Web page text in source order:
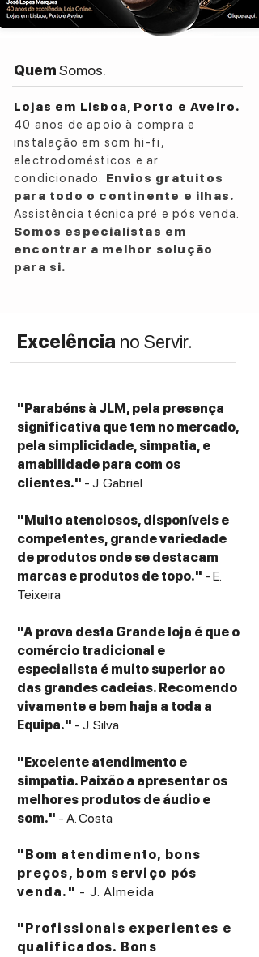
QuemSomos.
Lojas em Lisboa, Porto e Aveiro.
40 anos de apoio à compra e
instalação em som hi-fi,
electrodomésticos e ar
condicionado. Envios gratuitos
para todo o continente e ilhas.
Assistência técnica pré e pós venda.
Somos especialistas em
encontrar a melhor solução
para si.
Excelência no Servir.
"Parabéns à JLM, pela presença
significativa que tem no mercado,
pela simplicidade, simpatia, e
amabilidade para com os
clientes." - J. Gabriel
"Muito atenciosos, disponíveis e
competentes, grande variedade
de produtos onde se destacam
marcas e produtos de topo." - E.
Teixeira
"A prova desta Grande loja é que o
comércio tradicional e
especialista é muito superior ao
das grandes cadeias. Recomendo
vivamente e bem haja a toda a
Equipa." - J. Silva
"Excelente atendimento e
simpatia. Paixão a apresentar os
melhores produtos de áudio e
som." - A. Costa
"Bom atendimento, bons
preços, bom serviço pós
venda." - J. Almeida
"Profissionais experientes e
qualificados. Bons